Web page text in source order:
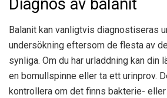
Diagnos av balanit
Balanit kan vanligtvis diagnostiseras
undersökning eftersom de flesta av
synliga. Om du har urladdning kan din
en bomullspinne eller ta ett urinprov.
kontrollera om det finns bakterie-